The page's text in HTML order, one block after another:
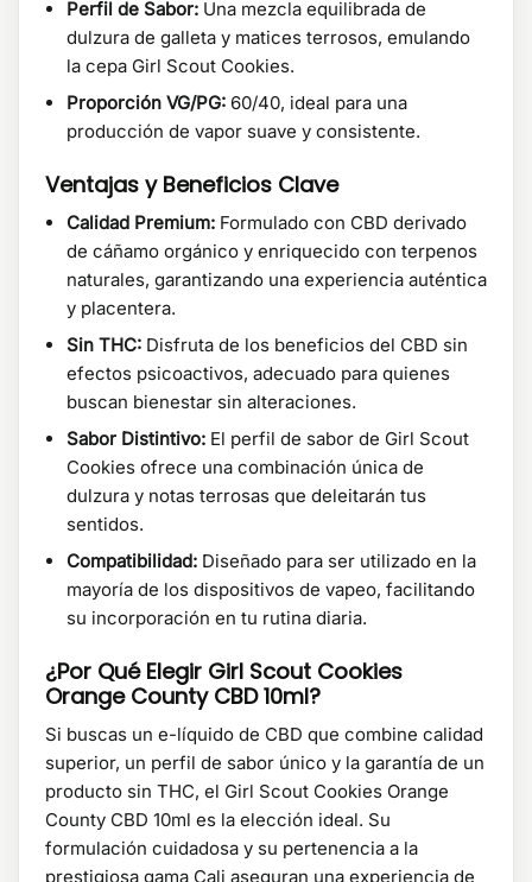
Perfil de Sabor: Una mezcla equilibrada de
dulzura de galleta y matices terrosos, emulando
la cepa Girl Scout Cookies.
Proporción VG/PG: 60/40, ideal para una
producción de vapor suave y consistente.
Ventajas y Beneficios Clave
Calidad Premium: Formulado con CBD derivado
de cáñamo orgánico y enriquecido con terpenos
naturales, garantizando una experiencia auténtica
y placentera.
Sin THC: Disfruta de los beneficios del CBD sin
efectos psicoactivos, adecuado para quienes
buscan bienestar sin alteraciones.
Sabor Distintivo: El perfil de sabor de Girl Scout
Cookies ofrece una combinación única de
dulzura y notas terrosas que deleitarán tus
sentidos.
Compatibilidad: Diseñado para ser utilizado en la
mayoría de los dispositivos de vapeo, facilitando
su incorporación en tu rutina diaria.
¿Por Qué Elegir Girl Scout Cookies
Orange County CBD 10ml?
Si buscas un e-líquido de CBD que combine calidad
superior, un perfil de sabor único y la garantía de un
producto sin THC, el Girl Scout Cookies Orange
County CBD 10ml es la elección ideal. Su
formulación cuidadosa y su pertenencia a la
prestigiosa gama Cali aseguran una experiencia de